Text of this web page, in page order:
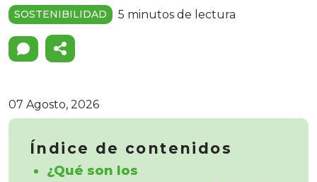
SOSTENIBILIDAD 5 minutos de lectura
07 Agosto, 2026
Índice de contenidos
¿Qué son los